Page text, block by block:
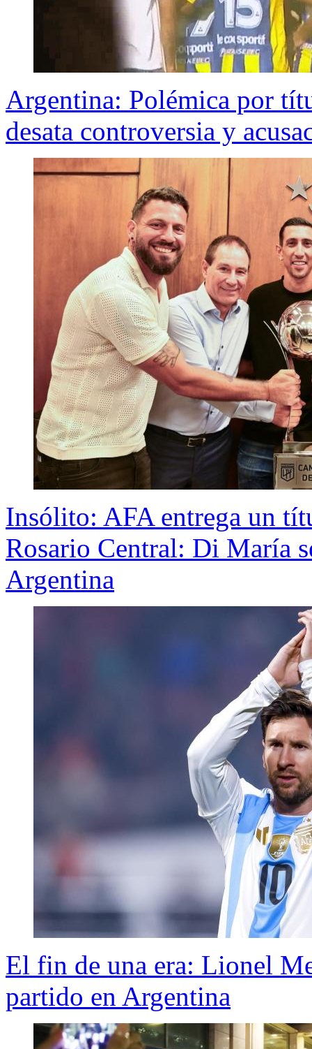
Argentina: Polémica por
desata controversia y
Insólito: AFA entrega un
Rosario Central: Di María
Argentina
El fin de una era: Lionel
partido en Argentina